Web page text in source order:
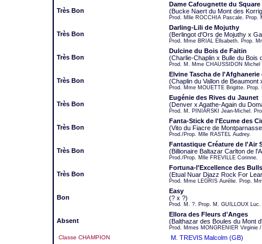
Très Bon
Dame Cafougnette du
(Bucke Naert du Mont des
Prod. Mlle ROCCHIA Pascale. Prop.
Très Bon
Darling-Lili de Mojuthy
(Berlingot d'Ors de Mojuthy x
Prod. Mme BRIAL Éllsabeth. Prop.
Très Bon
Dulcine du Bois de Faitin
(Charlie-Chaplin x Bulle du Bois
Prod. M. Mme CHAUSSIDON
Très Bon
Elvine Tascha de l'Afghanerie
(Chaplin du Vallon de
Prod. Mme MOUETTE Brigitte. Prop.
Très Bon
Eugénie des Rives du Jaunet
(Denver x Agathe-Again du
Prod. M. PINIARSKI Jean-Michel.
Très Bon
Fanta-Stick de l'Ecume des
(Vito du Fiacre de
Prod./Prop. Mlle RASTEL Audrey.
Très Bon
Fantastique Créature de l'Air
(Billionaire Baltazar Carlton de
Prod./Prop. Mlle FREVILLE Corinne.
Très Bon
Fortuna-l'Excellence des
(Etual Nuar Djazz Rock For
Prod. Mme LEGRIS Aurélie. Prop.
Bon
Easy
(? x ?)
Prod. M. ?. Prop. M. GUILLOUX Luc.
Absent
Ellora des Fleurs d'Anges
(Balthazar des Boules du Mont
Prod. Mmes MONGRENIER Virginie
Classe CHAMPION M. TREVIS Malcolm (GB)